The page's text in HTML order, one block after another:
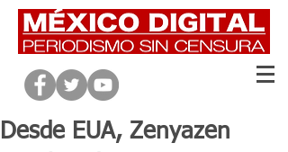
Desde EUA, Zenyazen